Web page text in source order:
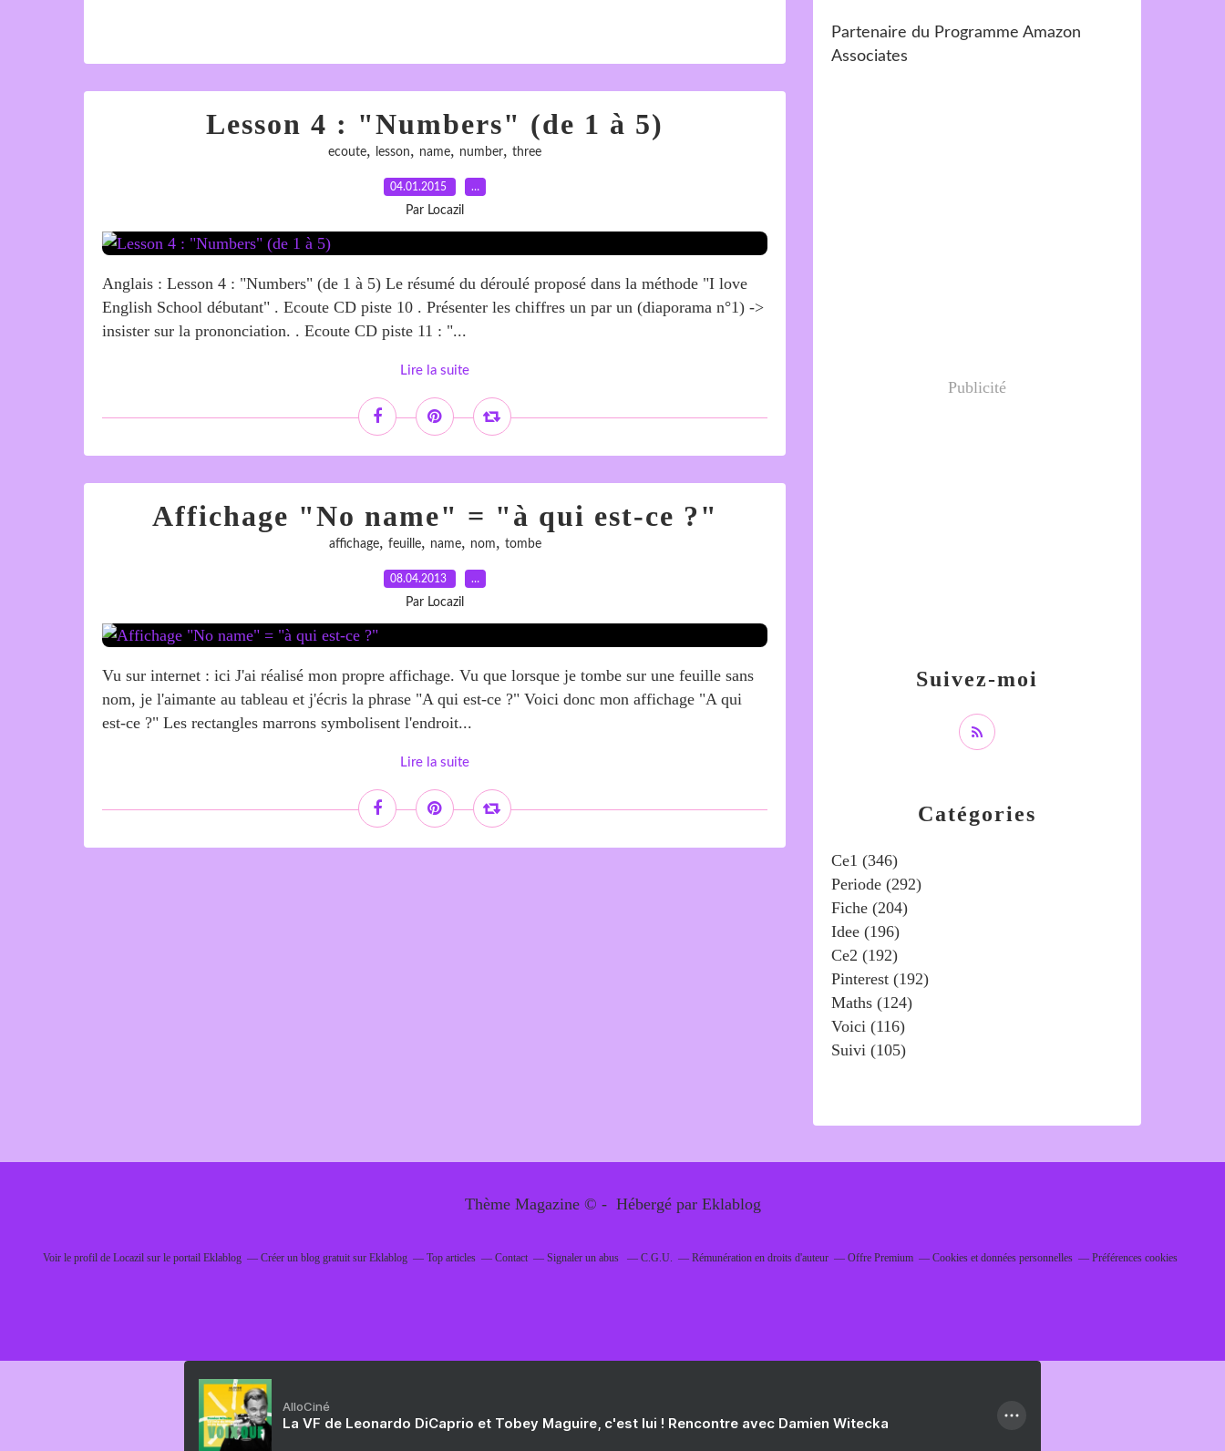
Lesson 4 : "Numbers" (de 1 à 5)
ecoute, lesson, name, number, three
04.01.2015 …
Par Locazil
Anglais : Lesson 4 : "Numbers" (de 1 à 5) Le résumé du déroulé proposé dans la méthode "I love
English School débutant" . Ecoute CD piste 10 . Présenter les chiffres un par un (diaporama n°1) ->
insister sur la prononciation. . Ecoute CD piste 11 : "...
Lire la suite
Affichage "No name" = "à qui est-ce ?"
affichage, feuille, name, nom, tombe
08.04.2013 …
Par Locazil
Vu sur internet : ici J'ai réalisé mon propre affichage. Vu que lorsque je tombe sur une feuille sans
nom, je l'aimante au tableau et j'écris la phrase "A qui est-ce ?" Voici donc mon affichage "A qui
est-ce ?" Les rectangles marrons symbolisent l'endroit...
Lire la suite
Catégories
Ce1 (346)
Periode (292)
Fiche (204)
Idee (196)
Ce2 (192)
Pinterest (192)
Maths (124)
Voici (116)
Suivi (105)
Suivez-moi
Partenaire du Programme Amazon
Associates
Publicité
Thème Magazine © - Hébergé par Eklablog
Voir le profil de Locazilsur le portail Eklablog Créer un blog gratuit sur Eklablog Top articles Contact Signaler un abus C.G.U. Rémunération en droits d'auteur Offre Premium Cookies et données personnelles Préférences cookies
AlloCiné
La VF de Leonardo DiCaprio et Tobey Maguire, c'est lui ! Rencontre avec Damien Witecka